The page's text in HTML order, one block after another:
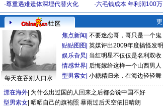
·尊重遇难遗体深埋代替火化 ·六毛钱成本 年利润100万
每天在吞别人口水
焦点新闻 不要迷恋哥，哥只是一个鬼
贴贴图图 英媒评出2009年度搞怪发明
娱乐旮旯 当红明星不仅仅是名利双收
情感世界 后悔嫁给这样一个山西男人
型男索女 小糖精归来，在海边轻轻舞
漂在海外 为什么出过国的人回来之后都会说中国不好
型男索女 晒晒自己的旗袍照 暴雨过后天空依旧晴朗